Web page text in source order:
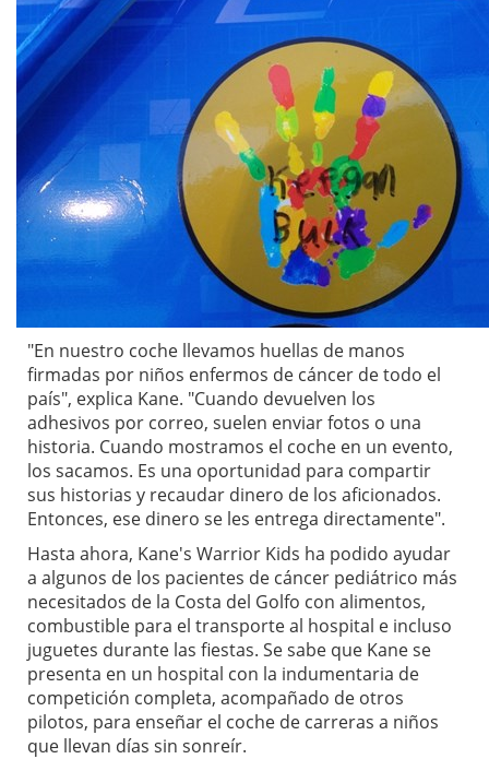
"En nuestro coche llevamos huellas de manos
firmadas por niños enfermos de cáncer de todo el
país", explica Kane. "Cuando devuelven los
adhesivos por correo, suelen enviar fotos o una
historia. Cuando mostramos el coche en un evento,
los sacamos. Es una oportunidad para compartir
sus historias y recaudar dinero de los aficionados.
Entonces, ese dinero se les entrega directamente".
Hasta ahora, Kane's Warrior Kids ha podido ayudar
a algunos de los pacientes de cáncer pediátrico más
necesitados de la Costa del Golfo con alimentos,
combustible para el transporte al hospital e incluso
juguetes durante las fiestas. Se sabe que Kane se
presenta en un hospital con la indumentaria de
competición completa, acompañado de otros
pilotos, para enseñar el coche de carreras a niños
que llevan días sin sonreír.